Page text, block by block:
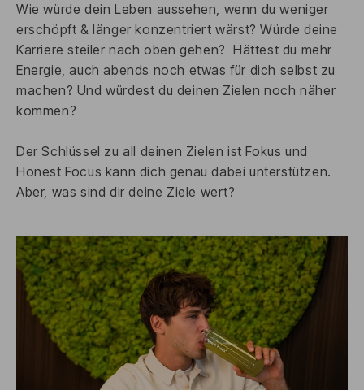
Kombination kann dabei helfen, das
Energielevel über einen längeren Zeitraum
konstant zu halten, ohne plötzliche
Crashes.
Koffein trägt zur Steigerung der
der Konzentration bei. Durch die
abgestimmte Freisetzung beider
Koffeinquellen wird die Energie nicht
gleichmäßiger verteilt, was für eine
nachhaltigere Wachheit sorgen kann.
Diese Synergie ermöglicht es, fokussiert
zu bleiben, ohne die typischen
Schwankungen zu erleben, die bei rein
schnell verfügbarem Koffein auftreten
können.
Wie würde dein Leben aussehen, wenn du weniger
erschöpft & länger konzentriert wärst? Würde deine
Karriere steiler nach oben gehen? Hättest du mehr
Energie, auch abends noch etwas für dich selbst zu
machen? Und würdest du deinen Zielen noch näher
kommen?
Der Schlüssel zu all deinen Zielen ist Fokus und
Honest Focus kann dich genau dabei unterstützen.
Aber, was sind dir deine Ziele wert?